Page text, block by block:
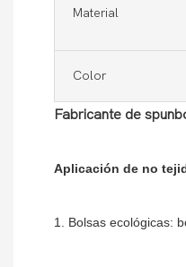
Material
Color
Fabricante de
Aplicación de no
1. Bolsas ecológicas: